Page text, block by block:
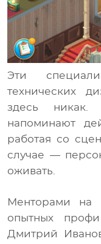
Эти
технических
здесь никак.
напоминают
работая со
случае —
оживать.
Менторами на
опытных
Дмитрий